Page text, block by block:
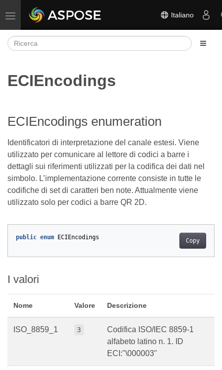
Attiva/disattiva la navigazione Italiano
ECIEncodings
ECIEncodings enumeration
Identificatori di interpretazione del canale estesi. Viene
utilizzato per comunicare al lettore di codici a barre i
dettagli sui riferimenti utilizzati per la codifica dei dati nel
simbolo. L’implementazione corrente consiste in tutte le
codifiche di set di caratteri ben note. Attualmente viene
utilizzato solo per codici a barre QR 2D.
Copy
public enum ECIEncodings
I valori
Nome Valore Descrizione
ISO_8859_1 3
Codifica ISO/IEC 8859-1
alfabeto latino n. 1. ID
ECI:"\000003"